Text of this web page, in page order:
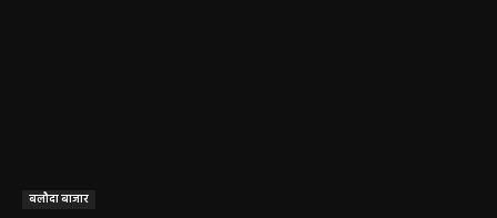
बलौदा बाजार